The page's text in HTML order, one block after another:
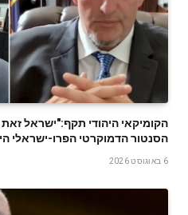
הקומיקאי היהודי תקף:"ישראל
הסנטור הדמוקרטי הפרו-ישראלי
6 באוגוסט 2026